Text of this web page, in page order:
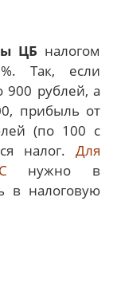
ЦБ налогом
Так, если
900 рублей, а
прибыль от
(по 100 с
налог. Для
нужно в
в налоговую